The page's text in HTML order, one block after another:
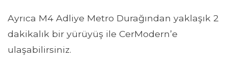
Ayrıca M4 Adliye Metro Durağından yaklaşık 2
dakikalık bir yürüyüş ile CerModern’e
ulaşabilirsiniz.